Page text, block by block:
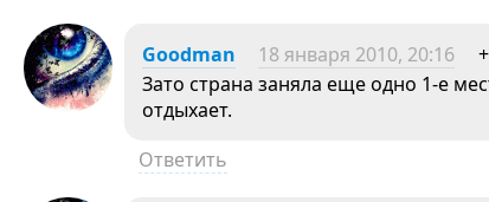
Goodman 18 января 2010, 20:16
Зато страна заняла еще одно 1-е
отдыхает.
Ответить